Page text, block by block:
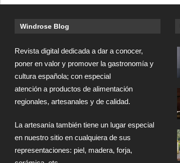
Windrose Blog
Revista digital dedicada a dar a conocer,
poner en valor y promover la gastronomía y
cultura española; con especial
atención a productos de alimentación
regionales, artesanales y de calidad.
La artesanía también tiene un lugar especial
en nuestro sitio en cualquiera de sus
representaciones: piel, madera, forja,